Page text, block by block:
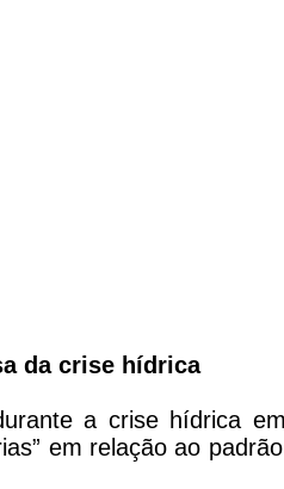
da crise hídrica
a crise hídrica
em relação ao padrão